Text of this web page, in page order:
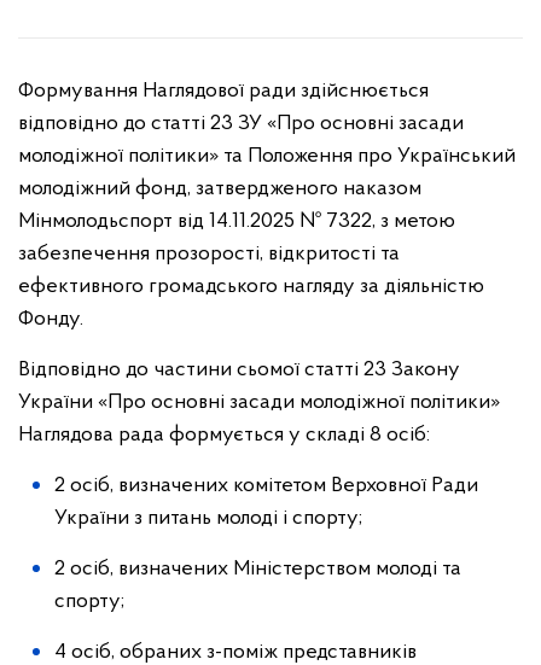
Формування Наглядової ради здійснюється
відповідно до статті 23 ЗУ «Про основні засади
молодіжної політики» та Положення про Український
молодіжний фонд, затвердженого наказом
Мінмолодьспорт від 14.11.2025 № 7322, з метою
забезпечення прозорості, відкритості та
ефективного громадського нагляду за діяльністю
Фонду.
Відповідно до частини сьомої статті 23 Закону
України «Про основні засади молодіжної політики»
Наглядова рада формується у складі 8 осіб:
2 осіб, визначених комітетом Верховної Ради
України з питань молоді і спорту;
2 осіб, визначених Міністерством молоді та
спорту;
4 осіб, обраних з-поміж представників